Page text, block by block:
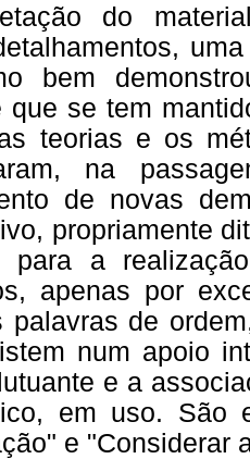
do
bem
que se tem
teorias e os
na
de novas
propriamente
para a
apenas por
palavras de
num apoio
e a
em uso. São
e "Considerar